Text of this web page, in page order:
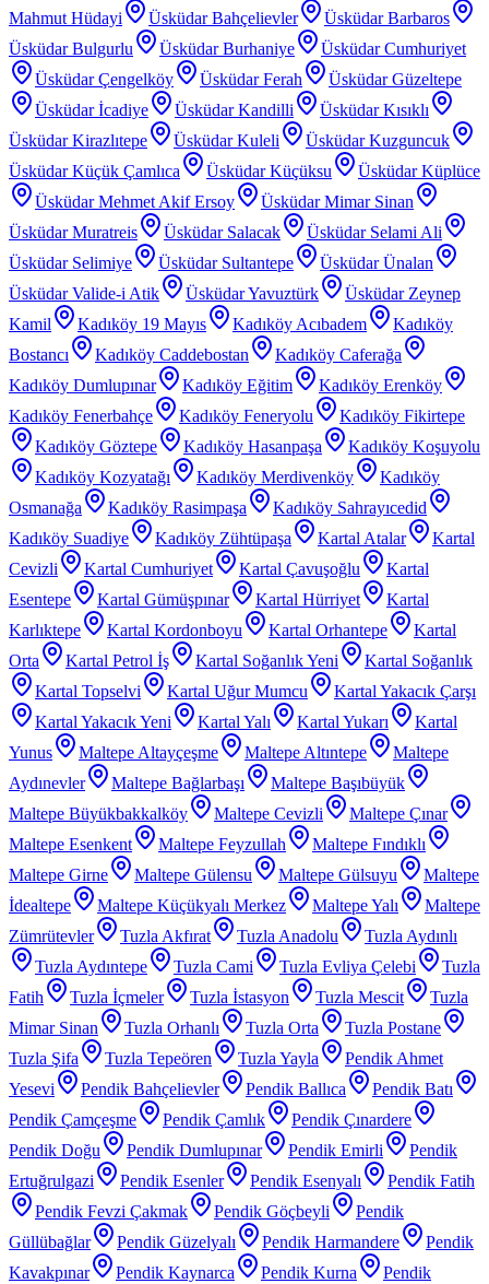
Mahmut Hüdayi Üsküdar Bahçelievler
Üsküdar Barbaros
Üsküdar Bulgurlu
Üsküdar Burhaniye
Üsküdar Cumhuriyet
Üsküdar Çengelköy
Üsküdar Ferah
Üsküdar Güzeltepe
Üsküdar İcadiye
Üsküdar Kandilli
Üsküdar Kısıklı
Üsküdar Kirazlıtepe
Üsküdar Kuleli
Üsküdar Kuzguncuk
Üsküdar Küçük Çamlıca
Üsküdar Küçüksu
Üsküdar Küplüce
Üsküdar Mehmet Akif Ersoy
Üsküdar Mimar Sinan
Üsküdar Muratreis
Üsküdar Salacak
Üsküdar Selami Ali
Üsküdar Selimiye
Üsküdar Sultantepe
Üsküdar Ünalan
Üsküdar Valide-i Atik
Üsküdar Yavuztürk
Üsküdar Zeynep
Kamil
Kadıköy 19 Mayıs Kadıköy Acıbadem
Kadıköy
Bostancı
Kadıköy Caddebostan
Kadıköy Caferağa
Kadıköy Dumlupınar
Kadıköy Eğitim
Kadıköy Erenköy
Kadıköy Fenerbahçe
Kadıköy Feneryolu
Kadıköy Fikirtepe
Kadıköy Göztepe
Kadıköy Hasanpaşa
Kadıköy Koşuyolu
Kadıköy Kozyatağı
Kadıköy Merdivenköy
Kadıköy
Osmanağa
Kadıköy Rasimpaşa
Kadıköy Sahrayıcedid
Kadıköy Suadiye
Kadıköy Zühtüpaşa Kartal Atalar
Kartal
Cevizli
Kartal Cumhuriyet Kartal Çavuşoğlu
Kartal
Esentepe
Kartal Gümüşpınar Kartal Hürriyet
Kartal
Karlıktepe
Kartal Kordonboyu Kartal Orhantepe
Kartal
Orta
Kartal Petrol İş Kartal Soğanlık Yeni
Kartal Soğanlık
Kartal Topselvi
Kartal Uğur Mumcu
Kartal Yakacık Çarşı
Kartal Yakacık Yeni
Kartal Yalı Kartal Yukarı
Kartal
Yunus
Maltepe Altayçeşme Maltepe Altıntepe
Maltepe
Aydınevler
Maltepe Bağlarbaşı
Maltepe Başıbüyük
Maltepe Büyükbakkalköy
Maltepe Cevizli
Maltepe Çınar
Maltepe Esenkent
Maltepe Feyzullah
Maltepe Fındıklı
Maltepe Girne
Maltepe Gülensu Maltepe Gülsuyu
Maltepe
İdealtepe
Maltepe Küçükyalı Merkez Maltepe Yalı
Maltepe
Zümrütevler
Tuzla Akfırat Tuzla Anadolu
Tuzla Aydınlı
Tuzla Aydıntepe
Tuzla Cami Tuzla Evliya Çelebi
Tuzla
Fatih
Tuzla İçmeler Tuzla İstasyon Tuzla Mescit
Tuzla
Mimar Sinan
Tuzla Orhanlı Tuzla Orta
Tuzla Postane
Tuzla Şifa
Tuzla Tepeören Tuzla Yayla
Pendik Ahmet
Yesevi
Pendik Bahçelievler Pendik Ballıca
Pendik Batı
Pendik Çamçeşme
Pendik Çamlık
Pendik Çınardere
Pendik Doğu
Pendik Dumlupınar Pendik Emirli
Pendik
Ertuğrulgazi
Pendik Esenler Pendik Esenyalı
Pendik Fatih
Pendik Fevzi Çakmak
Pendik Göçbeyli
Pendik
Güllübağlar
Pendik Güzelyalı Pendik Harmandere
Pendik
Kavakpınar
Pendik Kaynarca Pendik Kurna
Pendik